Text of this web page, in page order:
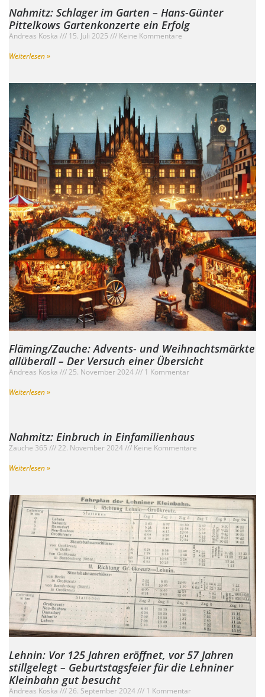
Nahmitz: Schlager im Garten – Hans-Günter
Pittelkows Gartenkonzerte ein Erfolg
Andreas Koska 15. Juli 2025
Keine Kommentare
Weiterlesen »
Fläming/Zauche: Advents- und Weihnachtsmärkte
allüberall – Der Versuch einer Übersicht
Andreas Koska 25. November 2024
1 Kommentar
Weiterlesen »
Nahmitz: Einbruch in Einfamilienhaus
Zauche 365 22. November 2024
Keine Kommentare
Weiterlesen »
Lehnin: Vor 125 Jahren eröffnet, vor 57 Jahren
stillgelegt – Geburtstagsfeier für die Lehniner
Kleinbahn gut besucht
Andreas Koska 26. September 2024
1 Kommentar